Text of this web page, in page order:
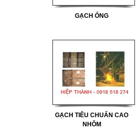
GẠCH ỐNG
GẠCH TIÊU CHUẨN CAO
NHÔM